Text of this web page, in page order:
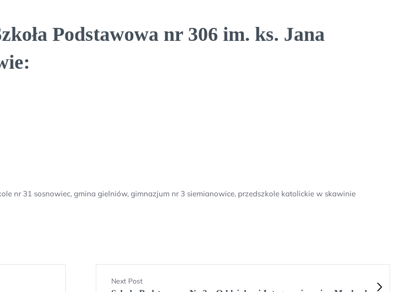
Podstawowa nr 306 im. ks. Jana
nr 31 sosnowiec, gmina gielniów, gimnazjum nr 3 siemianowice, przedszkole katolickie w skawinie
Next Post